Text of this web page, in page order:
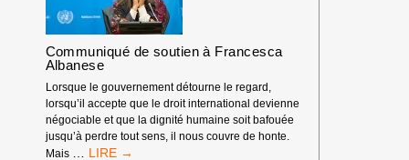
EST
QUE
LA
MAJORITÉ
MONDIALE
Communiqué de soutien à Francesca
Albanese
Lorsque le gouvernement détourne le regard,
lorsqu’il accepte que le droit international devienne
négociable et que la dignité humaine soit bafouée
jusqu’à perdre tout sens, il nous couvre de honte.
Mais
COMMUNIQUÉ